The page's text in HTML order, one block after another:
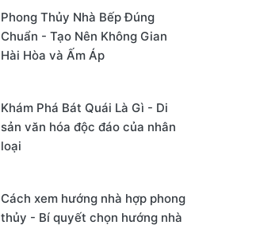
Phong Thủy Nhà Bếp Đúng
Chuẩn - Tạo Nên Không Gian
Hài Hòa và Ấm Áp
Khám Phá Bát Quái Là Gì - Di
sản văn hóa độc đáo của nhân
loại
Cách xem hướng nhà hợp phong
thủy - Bí quyết chọn hướng nhà